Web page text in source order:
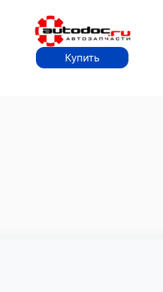
Купить